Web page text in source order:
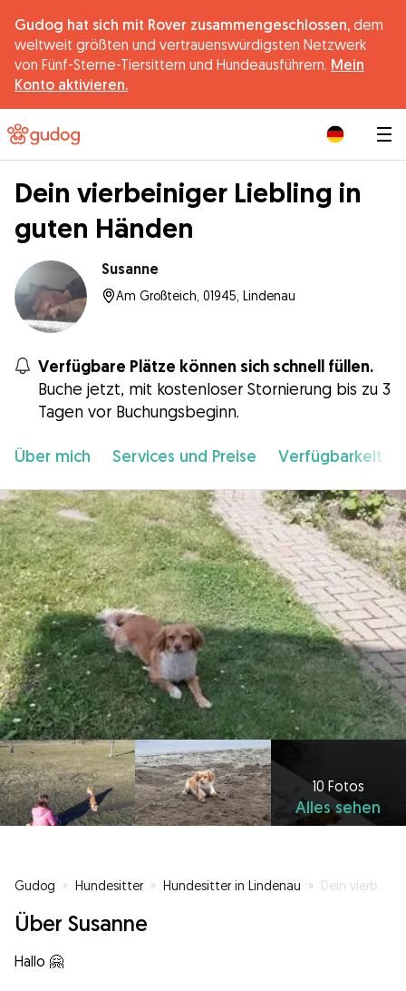
Gudog hat sich mit Rover zusammengeschlossen, dem
weltweit größten und vertrauenswürdigsten Netzwerk
von Fünf-Sterne-Tiersittern und Hundeausführern. Mein
Konto aktivieren.
Dein vierbeiniger Liebling in
guten Händen
Susanne
Am Großteich, 01945, Lindenau
Verfügbare Plätze können sich schnell füllen.
Buche jetzt, mit kostenloser Stornierung bis zu 3
Tagen vor Buchungsbeginn.
Über mich Services und Preise Verfügbarkeit
10 Fotos
Alles sehen
Gudog » Hundesitter » Hundesitter in Lindenau » Dein vierbeiniger Liebling in guten Händen
Über Susanne
Hallo 🤗